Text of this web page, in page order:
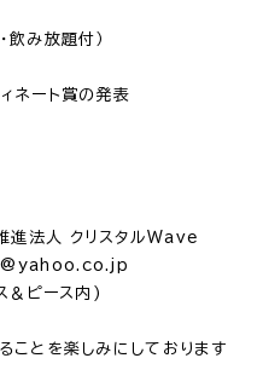
飲み放題付）
ネート賞の発表
進法人 クリスタルWave
ピース内)
とを楽しみにしております